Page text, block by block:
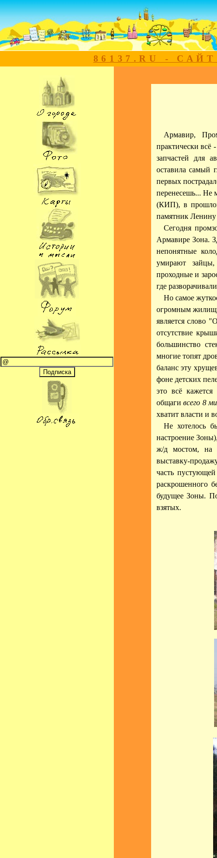
86137.RU -
Армавир,
практически всё
запчастей для
оставила самый
первых
перенесешь... Не
(КИП), в прошлом
памятник
Сегодня
Армавире Зона.
непонятные
умирают
проходные и
где
Но самое
огромным
является слово
отсутствие
большинство
многие топят
баланс эту
фоне детских
это всё
общаги всего 8
хватит власти и
Не хотелось
настроение
ж/д мостом, на
выставку-
часть
раскрошенного
будущее Зоны.
взятых.